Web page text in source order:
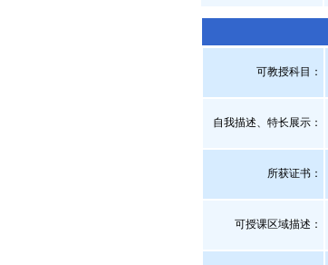
可教授科目：
自我描述、特长展示 ：
所获证书 ：
可授课区域描述：